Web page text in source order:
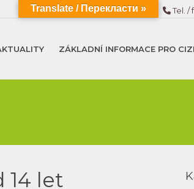
Tel. /
ZÁKLADNÍ INFORMACE PRO
14 let
Translate / Перекласти »